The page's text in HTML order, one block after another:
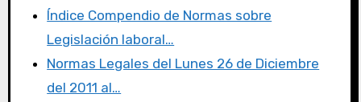
Índice Compendio de Normas sobre
Legislación laboral…
Normas Legales del Lunes 26 de Diciembre
del 2011 al…